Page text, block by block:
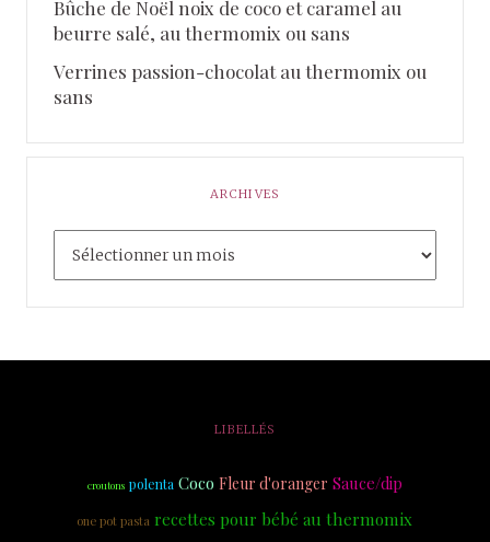
Bûche de Noël noix de coco et caramel au
beurre salé, au thermomix ou sans
Verrines passion-chocolat au thermomix ou
sans
ARCHIVES
LIBELLÉS
croutons polenta Coco Fleur d'oranger Sauce/dip
one pot pasta recettes pour bébé au thermomix